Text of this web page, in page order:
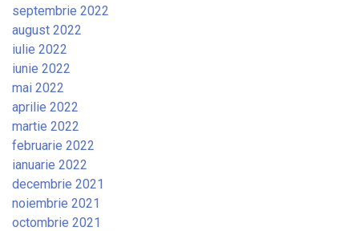
septembrie 2022
august 2022
iulie 2022
iunie 2022
mai 2022
aprilie 2022
martie 2022
februarie 2022
ianuarie 2022
decembrie 2021
noiembrie 2021
octombrie 2021